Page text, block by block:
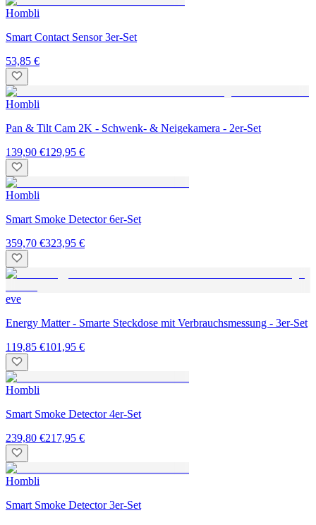
Hombli
Smart Contact Sensor 3er-Set
53,85 €
Hombli
Pan & Tilt Cam 2K - Schwenk- & Neigekamera - 2er-Set
139,90 €129,95 €
Hombli
Smart Smoke Detector 6er-Set
359,70 €323,95 €
eve
Energy Matter - Smarte Steckdose mit Verbrauchsmessung - 3er-Set
119,85 €101,95 €
Hombli
Smart Smoke Detector 4er-Set
239,80 €217,95 €
Hombli
Smart Smoke Detector 3er-Set